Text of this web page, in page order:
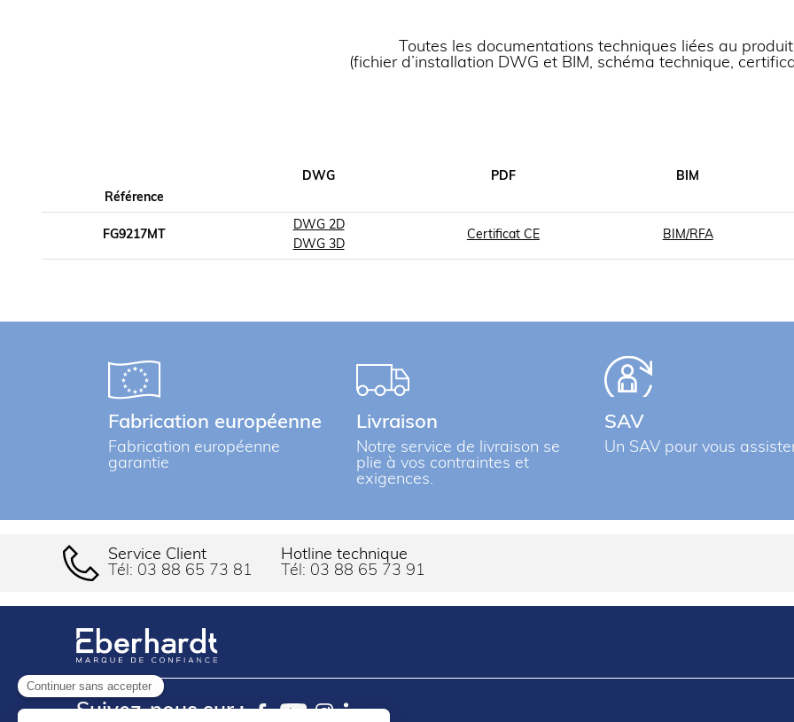
Continuer sans accepter
Toutes les documentations techniques liées au produit
(fichier d’installation DWG et BIM, schéma technique,
Référence
DWG PDF BIM
FG9217MT
DWG 2D
DWG 3D
Certificat CE BIM/RFA
Fabrication européenne
Fabrication européenne
garantie
Livraison
Notre service de livraison se
plie à vos contraintes et
exigences.
SAV
Un SAV pour vous
Service Client
Tél: 03 88 65 73 81
Hotline technique
Tél: 03 88 65 73 91
Suivez-nous sur :